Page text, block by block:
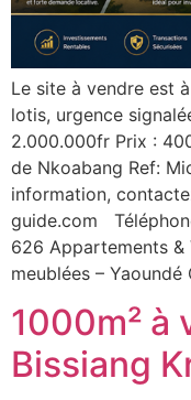
Le site à vendre est
lotis, urgence
2.000.000fr Prix :
de Nkoabang Ref:
information,
guide.com
626 Appartements &
meublées –
1000m² à
Bissiang